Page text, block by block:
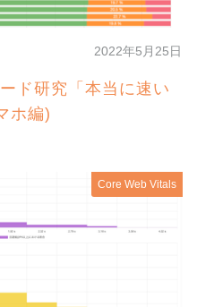
2022年5月25日
ド研究「本当に速い
ホ編)
Core Web Vitals